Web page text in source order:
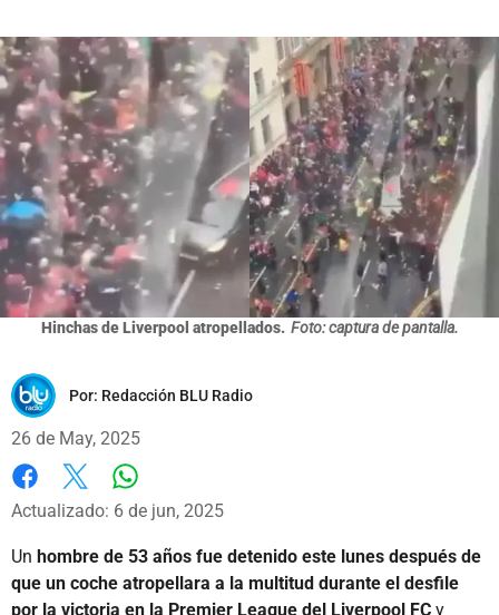
Hinchas de Liverpool atropellados. Foto: captura de pantalla.
Por: Redacción BLU Radio
26 de May, 2025
Facebook
X
Actualizado: 6 de jun, 2025
Un hombre de 53 años fue detenido este lunes después de
que un coche atropellara a la multitud durante el desfile
por la victoria en la Premier League del Liverpool FC y